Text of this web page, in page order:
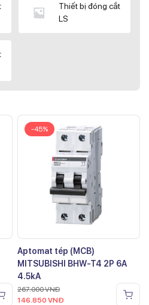
Thiết bị đóng cắt
LS
-45%
Aptomat tép (MCB)
MITSUBISHI BHW-T4 2P 6A
4.5kA
267.000VNĐ
146.850 VNĐ